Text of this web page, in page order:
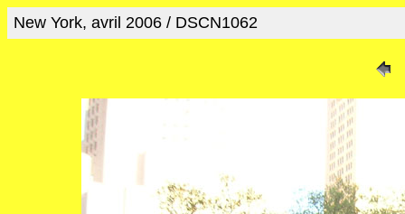
New York, avril 2006 / DSCN1062